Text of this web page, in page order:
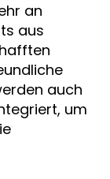
an
aus
auch
um